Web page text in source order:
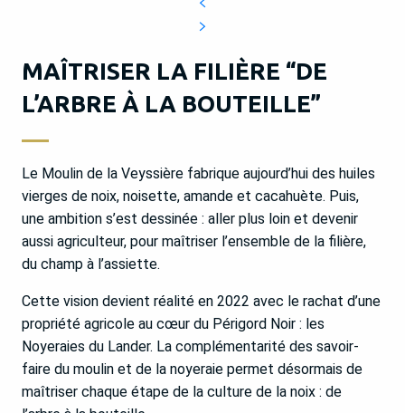
MAÎTRISER LA FILIÈRE “DE
L’ARBRE À LA BOUTEILLE”
Le Moulin de la Veyssière fabrique aujourd’hui des huiles
vierges de noix, noisette, amande et cacahuète. Puis,
une ambition s’est dessinée : aller plus loin et devenir
aussi agriculteur, pour maîtriser l’ensemble de la filière,
du champ à l’assiette.
Cette vision devient réalité en 2022 avec le rachat d’une
propriété agricole au cœur du Périgord Noir : les
Noyeraies du Lander. La complémentarité des savoir-
faire du moulin et de la noyeraie permet désormais de
maîtriser chaque étape de la culture de la noix : de